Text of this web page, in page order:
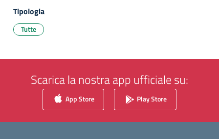
Tipologia
Tutte
Scarica la nostra app ufficiale su:
App Store Play Store